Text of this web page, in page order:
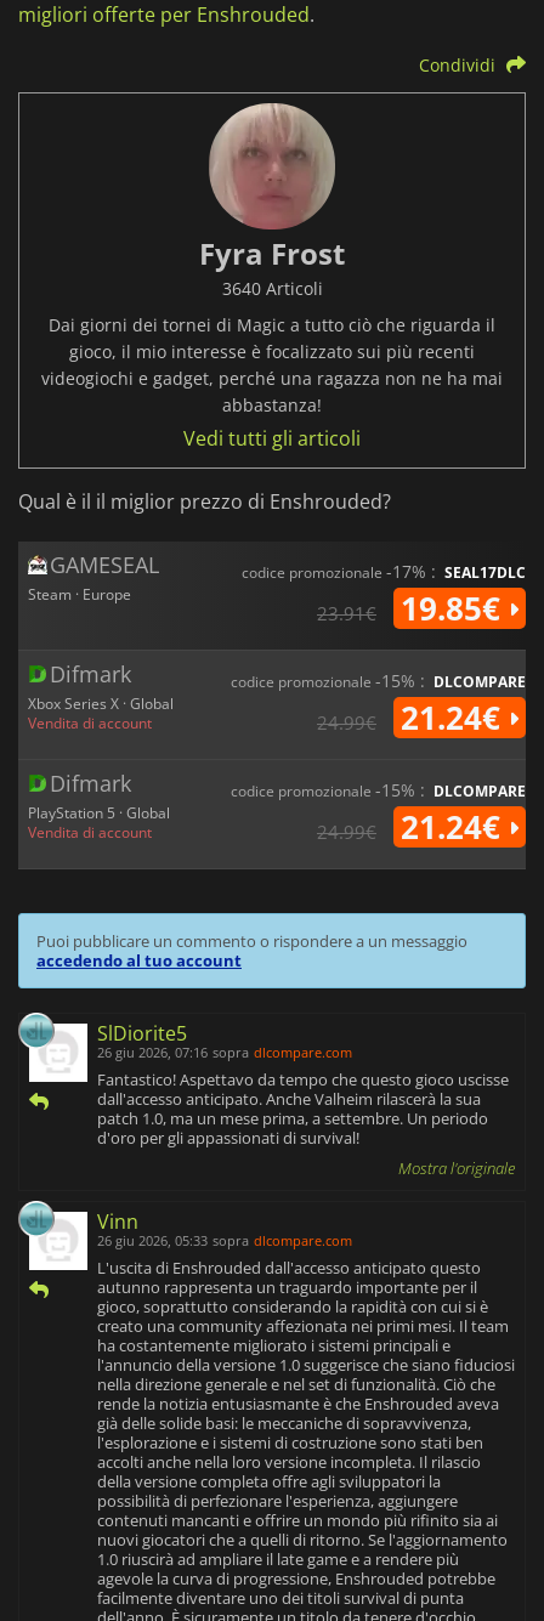
migliori offerte per Enshrouded.
Condividi
Fyra Frost
3640 Articoli
Dai giorni dei tornei di Magic a tutto ciò che riguarda il
gioco, il mio interesse è focalizzato sui più recenti
videogiochi e gadget, perché una ragazza non ne ha mai
abbastanza!
Vedi tutti gli articoli
Qual è il il miglior prezzo di Enshrouded?
GAMESEAL
Steam · Europe
codice promozionale -17% : SEAL17DLC
23.91€ 19.85€
Difmark
Xbox Series X · Global
Vendita di account
codice promozionale -15% : DLCOMPARE
24.99€ 21.24€
Difmark
PlayStation 5 · Global
Vendita di account
codice promozionale -15% : DLCOMPARE
24.99€ 21.24€
Puoi pubblicare un commento o rispondere a un messaggio
accedendo al tuo account
SlDiorite5
26 giu 2026, 07:16 sopra dlcompare.com
Fantastico! Aspettavo da tempo che questo gioco uscisse
dall'accesso anticipato. Anche Valheim rilascerà la sua
patch 1.0, ma un mese prima, a settembre. Un periodo
d'oro per gli appassionati di survival!
Mostra l'originale
Vinn
26 giu 2026, 05:33 sopra dlcompare.com
L'uscita di Enshrouded dall'accesso anticipato questo
autunno rappresenta un traguardo importante per il
gioco, soprattutto considerando la rapidità con cui si è
creato una community affezionata nei primi mesi. Il team
ha costantemente migliorato i sistemi principali e
l'annuncio della versione 1.0 suggerisce che siano fiduciosi
nella direzione generale e nel set di funzionalità. Ciò che
rende la notizia entusiasmante è che Enshrouded aveva
già delle solide basi: le meccaniche di sopravvivenza,
l'esplorazione e i sistemi di costruzione sono stati ben
accolti anche nella loro versione incompleta. Il rilascio
della versione completa offre agli sviluppatori la
possibilità di perfezionare l'esperienza, aggiungere
contenuti mancanti e offrire un mondo più rifinito sia ai
nuovi giocatori che a quelli di ritorno. Se l'aggiornamento
1.0 riuscirà ad ampliare il late game e a rendere più
agevole la curva di progressione, Enshrouded potrebbe
facilmente diventare uno dei titoli survival di punta